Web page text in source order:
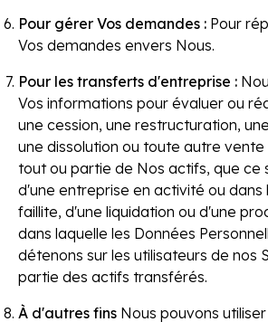
Pour gérer Vos demandes : Pour
Vos demandes envers Nous.
Pour les transferts d'entreprise :
Vos informations pour évaluer ou
une cession, une restructuration,
une dissolution ou toute autre
tout ou partie de Nos actifs, que ce
d'une entreprise en activité ou dans
faillite, d'une liquidation ou d'une
dans laquelle les Données
détenons sur les utilisateurs de nos
partie des actifs transférés.
À d'autres fins Nous pouvons